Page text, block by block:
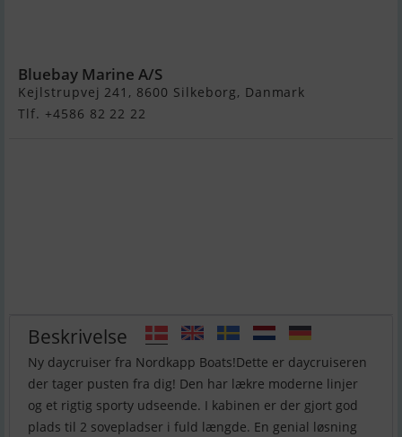
Bluebay Marine A/S
Kejlstrupvej 241, 8600 Silkeborg, Danmark
Tlf. +4586 82 22 22
Beskrivelse
Ny daycruiser fra Nordkapp Boats!Dette er daycruiseren
der tager pusten fra dig! Den har lækre moderne linjer
og et rigtig sporty udseende. I kabinen er der gjort god
plads til 2 sovepladser i fuld længde. En genial løsning